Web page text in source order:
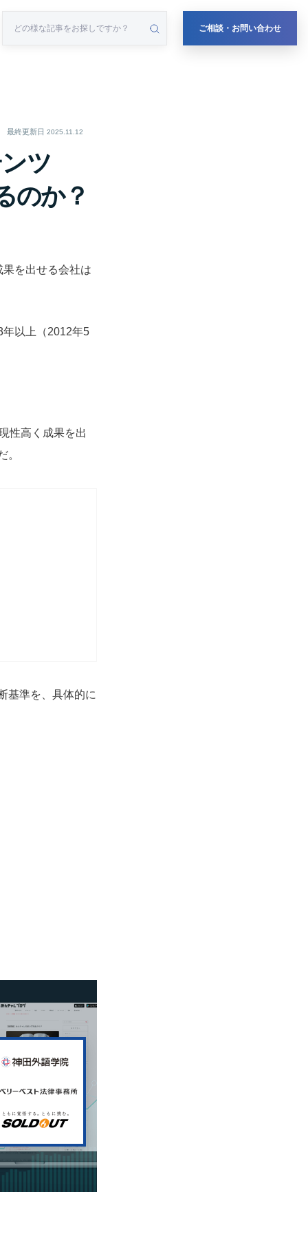
ご相談・お問い合わせ
最終更新日 2025.11.12
ツ
のか？
を出せる会社は
以上（2012年5
性高く成果を出
。
基準を、具体的に